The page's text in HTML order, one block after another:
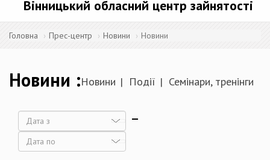
Вінницький обласний центр зайнятості
Головна Прес-центр Новини Новини
Новини Новини Події Семінари, тренінги
Дата